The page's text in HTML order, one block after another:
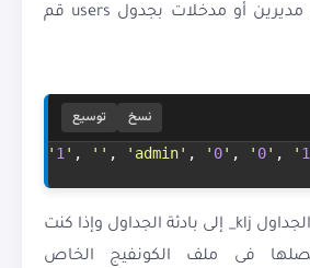
فى حال لا يوجد أى مديرين أو مدخلات بجدول users قم
نسخ توسيع
' 1 ' , '' , 'admin' , ' 0' , ' 0' , ' 1
لا تنسى تغيير بادئة الجداول klj_ إلى بادئة الجداول وإذا كنت
فى ملف الكونفيج الخاص